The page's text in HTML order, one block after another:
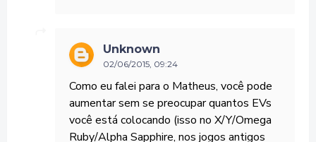
Unknown
02/06/2015, 09:24
Como eu falei para o Matheus, você pode
aumentar sem se preocupar quantos EVs
você está colocando (isso no X/Y/Omega
Ruby/Alpha Sapphire, nos jogos antigos